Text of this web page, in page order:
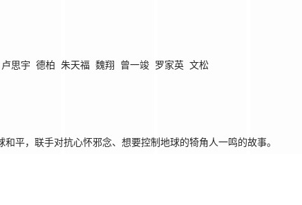
卢思宇 德柏 朱天福 魏翔 曾一竣 罗家英 文松
，联手对抗心怀邪念、想要控制地球的犄角人一鸣的故事。